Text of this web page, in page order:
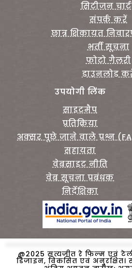
सिटीजन
संपर्क करें
छात्र शिकायत
भर्ती सूचना
फोटो गैलरी
डाउनलोड
उपयोगी लिंक
साइटमैप
प्रतिक्रिया
अक्सर पूछे जाने वाले प्रश्न
सहायता
वेबसाइट नीति
वेब सूचना प्रबंधक
निर्देशिका
@2025 सत्यजीत रे फिल्म एवं
डिजाइन, विकसित एवं अनुरक्षित।